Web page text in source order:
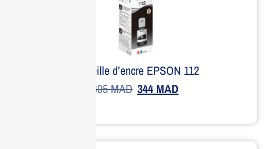
Bouteille d’encre EPSON 112
405MAD 344 MAD